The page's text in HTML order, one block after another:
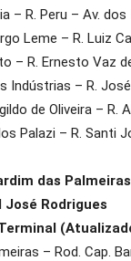
– R. Peru – Av.
Leme – R. Luiz
– R. Ernesto Vaz
Indústrias – R.
de Oliveira – R.
Palazi – R. Santi
das
Rodrigues
– Rod. Cap.